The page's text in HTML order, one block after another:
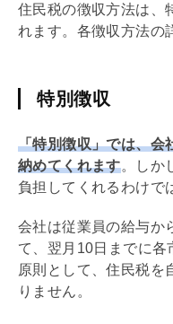
住民税の徴収方法は、
れます。各徴収方法の
特別徴収
「特別徴収」では、会
納めてくれます。しか
負担してくれるわけで
会社は従業員の給与か
て、翌月10日までに各
原則として、住民税を
りません。